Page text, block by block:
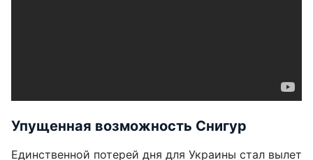
Упущенная возможность Снигур
Единственной потерей дня для Украины стал вылет